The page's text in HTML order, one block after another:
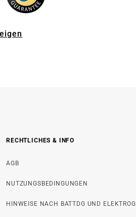
RECHTLICHES & INFO
AGB
NUTZUNGSBEDINGUNGEN
HINWEISE NACH BATTDG UND ELEKTROG